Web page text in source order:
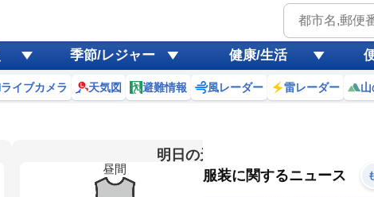
季節/レジャー 健康/生活
ライブカメラ 天気図 避難情報 風レーダー 雷レーダー
明日の天気 7(金)
昼間 朝晩
服装に関するニュース